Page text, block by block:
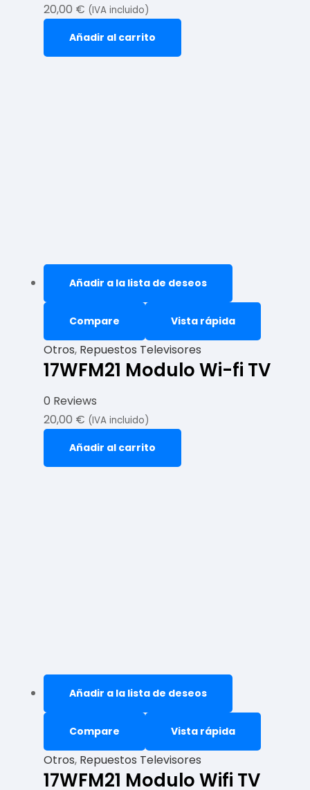
20,00 € (IVA incluido)
Añadir al carrito
Añadir a la lista de deseos
Compare Vista rápida
Otros, Repuestos Televisores
17WFM21 Modulo Wi-fi TV
0 Reviews
20,00 € (IVA incluido)
Añadir al carrito
Añadir a la lista de deseos
Compare Vista rápida
Otros, Repuestos Televisores
17WFM21 Modulo Wifi TV